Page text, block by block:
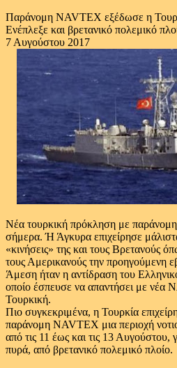
Παράνομη NAVTEX εξέδωσε η
Ενέπλεξε και βρετανικό πολεμικό
7 Αυγούστου 2017
Νέα τουρκική πρόκληση με
σήμερα. Ή Άγκυρα επιχείρησε
«κινήσεις» της και τους Βρετανούς
τους Αμερικανούς την προηγούμενη
Άμεση ήταν η αντίδραση του
οποίο έσπευσε να απαντήσει με νέα
Τουρκική.
Πιο συγκεκριμένα, η Τουρκία
παράνομη NAVTEX μια περιοχή
από τις 11 έως και τις 13 Αυγούστου,
πυρά, από βρετανικό πολεμικό πλοίο.